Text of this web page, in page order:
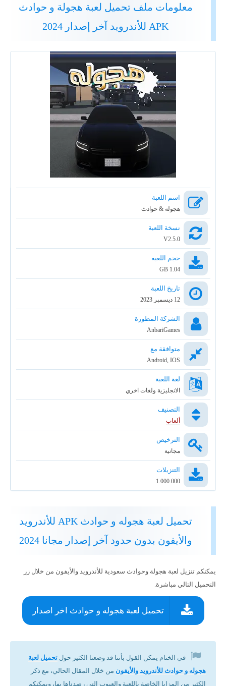
معلومات ملف تحميل لعبة هجولة و حوادث
APK للأندرويد آخر إصدار 2024
اسم اللعبة
هجوله & حوادث
نسخة اللعبة
V2.5.0
حجم اللعبة
1.04 GB
تاريخ اللعبة
12 ديسمبر 2023
الشركة المطورة
AnbariGames
متوافقة مع
Android, IOS
لغة اللعبة
الانجليزية ولغات اخري
التصنيف
ألعاب
الترخيص
مجانية
التنزيلات
1.000.000
تحميل لعبة هجوله و حوادث APK للأندرويد
والأيفون بدون حدود آخر إصدار مجانا 2024
يمكنكم تنزيل لعبة هجولة وحوادث سعودية للأندرويد والأيفون من خلال زر
التحميل التالي مباشرة.
تحميل لعبة هجوله و حوادث اخر اصدار
في الختام يمكن القول بأننا قد وضعنا الكثير حول تحميل لعبة
هجوله و حوادث للأندرويد والأيفون من خلال المقال الحالي، مع ذكر
الكثير من المزايا الخاصة باللعبة والعيوب التي رصدناها بها، ويمكنكم